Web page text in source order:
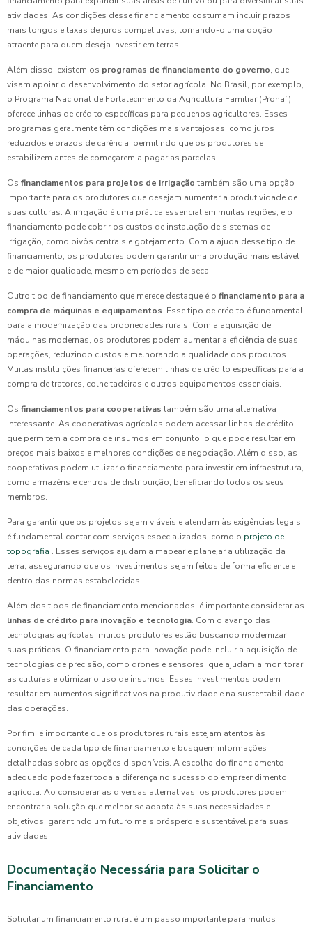
atividades. As condições desse financiamento costumam incluir prazos
mais longos e taxas de juros competitivas, tornando-o uma opção
atraente para quem deseja investir em terras.
Além disso, existem os programas de financiamento do governo, que
visam apoiar o desenvolvimento do setor agrícola. No Brasil, por exemplo,
o Programa Nacional de Fortalecimento da Agricultura Familiar (Pronaf)
oferece linhas de crédito específicas para pequenos agricultores. Esses
programas geralmente têm condições mais vantajosas, como juros
reduzidos e prazos de carência, permitindo que os produtores se
estabilizem antes de começarem a pagar as parcelas.
Os financiamentos para projetos de irrigação também são uma opção
importante para os produtores que desejam aumentar a produtividade de
suas culturas. A irrigação é uma prática essencial em muitas regiões, e o
financiamento pode cobrir os custos de instalação de sistemas de
irrigação, como pivôs centrais e gotejamento. Com a ajuda desse tipo de
financiamento, os produtores podem garantir uma produção mais estável
e de maior qualidade, mesmo em períodos de seca.
Outro tipo de financiamento que merece destaque é o financiamento para a
compra de máquinas e equipamentos. Esse tipo de crédito é fundamental
para a modernização das propriedades rurais. Com a aquisição de
máquinas modernas, os produtores podem aumentar a eficiência de suas
operações, reduzindo custos e melhorando a qualidade dos produtos.
Muitas instituições financeiras oferecem linhas de crédito específicas para a
compra de tratores, colheitadeiras e outros equipamentos essenciais.
Os financiamentos para cooperativas também são uma alternativa
interessante. As cooperativas agrícolas podem acessar linhas de crédito
que permitem a compra de insumos em conjunto, o que pode resultar em
preços mais baixos e melhores condições de negociação. Além disso, as
cooperativas podem utilizar o financiamento para investir em infraestrutura,
como armazéns e centros de distribuição, beneficiando todos os seus
membros.
Para garantir que os projetos sejam viáveis e atendam às exigências legais,
é fundamental contar com serviços especializados, como o projeto de
topografia . Esses serviços ajudam a mapear e planejar a utilização da
terra, assegurando que os investimentos sejam feitos de forma eficiente e
dentro das normas estabelecidas.
Além dos tipos de financiamento mencionados, é importante considerar as
linhas de crédito para inovação e tecnologia. Com o avanço das
tecnologias agrícolas, muitos produtores estão buscando modernizar
suas práticas. O financiamento para inovação pode incluir a aquisição de
tecnologias de precisão, como drones e sensores, que ajudam a monitorar
as culturas e otimizar o uso de insumos. Esses investimentos podem
resultar em aumentos significativos na produtividade e na sustentabilidade
das operações.
Por fim, é importante que os produtores rurais estejam atentos às
condições de cada tipo de financiamento e busquem informações
detalhadas sobre as opções disponíveis. A escolha do financiamento
adequado pode fazer toda a diferença no sucesso do empreendimento
agrícola. Ao considerar as diversas alternativas, os produtores podem
encontrar a solução que melhor se adapta às suas necessidades e
objetivos, garantindo um futuro mais próspero e sustentável para suas
atividades.
Documentação Necessária para Solicitar o
Financiamento
Solicitar um financiamento rural é um passo importante para muitos